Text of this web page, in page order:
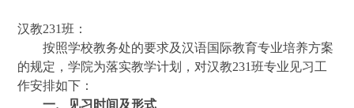
汉教231班：
按照学校教务处的要求及汉语国际教育专业培养方案
的规定，学院为落实教学计划，对汉教231班专业见习工
作安排如下：
一、
见习时间及形式